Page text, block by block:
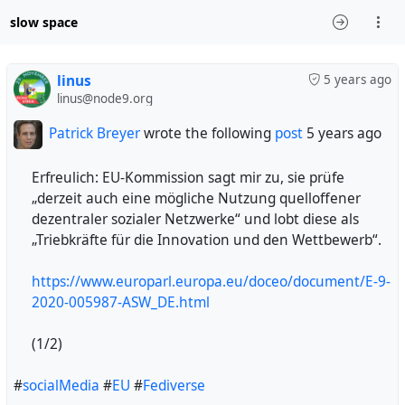
slow space
5 years ago
linus
linus@node9.org
Patrick Breyerwrote the following post 5 years ago
Erfreulich: EU-Kommission sagt mir zu, sie prüfe
„derzeit auch eine mögliche Nutzung quelloffener
dezentraler sozialer Netzwerke“ und lobt diese als
„Triebkräfte für die Innovation und den Wettbewerb“.
https://www.europarl.europa.eu/doceo/document/E-9-
2020-005987-ASW_DE.html
(1/2)
#socialMedia #EU #Fediverse